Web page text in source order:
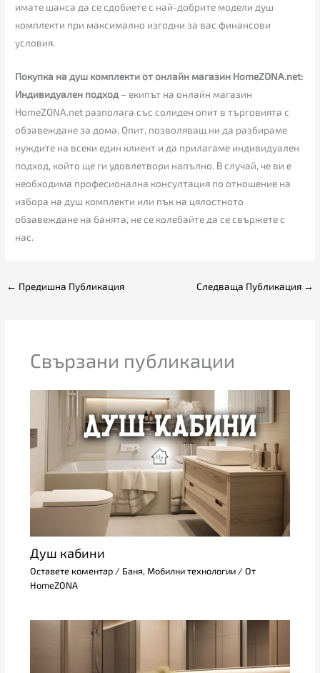
имате шанса да се сдобиете с най-добрите модели душ
комплекти при максимално изгодни за вас финансови
условия.
Покупка на душ комплекти от онлайн магазин HomeZONA.net:
Индивидуален подход – екипът на онлайн магазин
HomeZONA.net разполага със солиден опит в търговията с
обзавеждане за дома. Опит, позволяващ ни да разбираме
нуждите на всеки един клиент и да прилагаме индивидуален
подход, който ще ги удовлетвори напълно. В случай, че ви е
необходима професионална консултация по отношение на
избора на душ комплекти или пък на цялостното
обзавеждане на банята, не се колебайте да се свържете с
нас.
← Предишна Публикация Следваща Публикация →
Свързани публикации
Душ кабини
Оставете коментар / Баня, Мобилни технологии/ От
HomeZONA